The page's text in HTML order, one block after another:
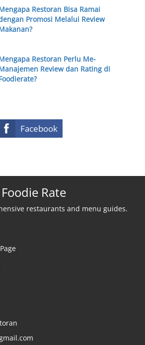
Restoran Bisa Ramai
Promosi Melalui Review
Restoran Perlu Me-
Review dan Rating di
Facebook
Foodie Rate
restaurants and menu guides.